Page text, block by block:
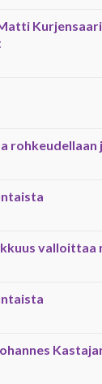
Kurjensaari
rohkeudellaan
valloittaa